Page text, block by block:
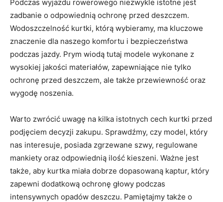
Podczas ⁢wyjazdu rowerowego niezwykle istotne jest ​
zadbanie o⁤ odpowiednią ochronę przed deszczem.
Wodoszczelność kurtki, którą wybieramy, ma kluczowe
znaczenie dla naszego komfortu i bezpieczeństwa
podczas jazdy. Prym wiodą tutaj modele⁤ wykonane z
⁣wysokiej ‍jakości ​materiałów, zapewniające nie tylko
ochronę⁣ przed⁢ deszczem, ale ⁤także przewiewność oraz
wygodę noszenia.
Warto⁤ zwrócić uwagę na⁣ kilka istotnych cech kurtki przed
podjęciem decyzji zakupu. Sprawdźmy, czy model, który
nas interesuje, posiada zgrzewane szwy, regulowane
⁢mankiety oraz odpowiednią ilość kieszeni. Ważne jest
także, aby kurtka miała dobrze ‌dopasowaną kaptur, który⁢
zapewni dodatkową ochronę głowy podczas
intensywnych opadów deszczu. Pamiętajmy także o